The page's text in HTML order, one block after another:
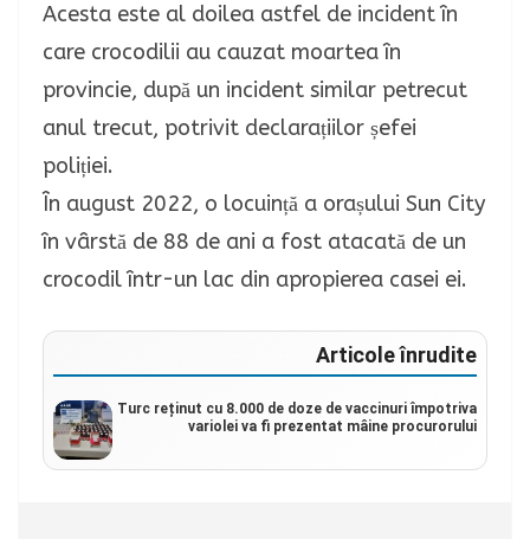
Acesta este al doilea astfel de incident în
care crocodilii au cauzat moartea în
provincie, după un incident similar petrecut
anul trecut, potrivit declarațiilor șefei
poliției.
În august 2022, o locuință a orașului Sun City
în vârstă de 88 de ani a fost atacată de un
crocodil într-un lac din apropierea casei ei.
Articole înrudite
Turc reținut cu 8.000 de doze de vaccinuri împotriva
variolei va fi prezentat mâine procurorului